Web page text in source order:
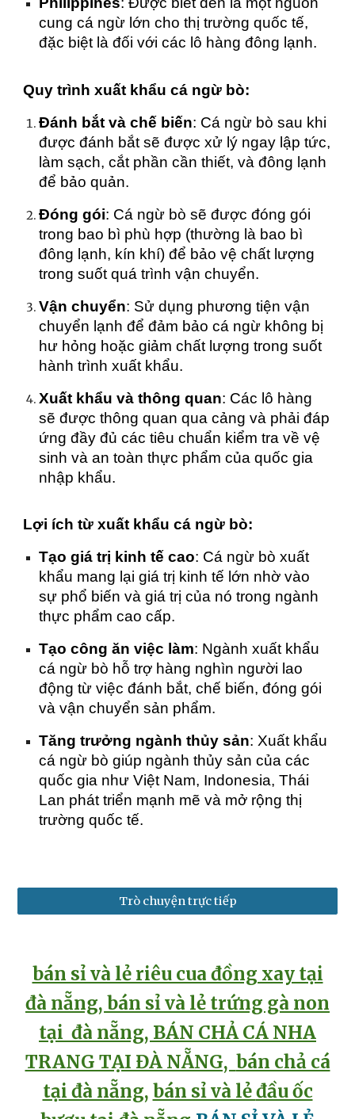
cung cá ngừ lớn cho thị trường quốc tế,
đặc biệt là đối với các lô hàng đông lạnh.
Quy trình xuất khẩu cá ngừ bò:
Đánh bắt và chế biến: Cá ngừ bò sau khi
được đánh bắt sẽ được xử lý ngay lập tức,
làm sạch, cắt phần cần thiết, và đông lạnh
để bảo quản.
Đóng gói: Cá ngừ bò sẽ được đóng gói
trong bao bì phù hợp (thường là bao bì
đông lạnh, kín khí) để bảo vệ chất lượng
trong suốt quá trình vận chuyển.
Vận chuyển: Sử dụng phương tiện vận
chuyển lạnh để đảm bảo cá ngừ không bị
hư hỏng hoặc giảm chất lượng trong suốt
hành trình xuất khẩu.
Xuất khẩu và thông quan: Các lô hàng
sẽ được thông quan qua cảng và phải đáp
ứng đầy đủ các tiêu chuẩn kiểm tra về vệ
sinh và an toàn thực phẩm của quốc gia
nhập khẩu.
Lợi ích từ xuất khẩu cá ngừ bò:
Tạo giá trị kinh tế cao: Cá ngừ bò xuất
khẩu mang lại giá trị kinh tế lớn nhờ vào
sự phổ biến và giá trị của nó trong ngành
thực phẩm cao cấp.
Tạo công ăn việc làm: Ngành xuất khẩu
cá ngừ bò hỗ trợ hàng nghìn người lao
động từ việc đánh bắt, chế biến, đóng gói
và vận chuyển sản phẩm.
Tăng trưởng ngành thủy sản: Xuất khẩu
cá ngừ bò giúp ngành thủy sản của các
quốc gia như Việt Nam, Indonesia, Thái
Lan phát triển mạnh mẽ và mở rộng thị
trường quốc tế.
Trò chuyện trực tiếp
bán sỉ và lẻ riêu cua đồng xay tại
đà nẵng, bán sỉ và lẻ trứng gà non
tại đà nẵng, BÁN CHẢ CÁ NHA
TRANG TẠI ĐÀ NẴNG, bán chả cá
tại đà nẵng, bán sỉ và lẻđầu ốc